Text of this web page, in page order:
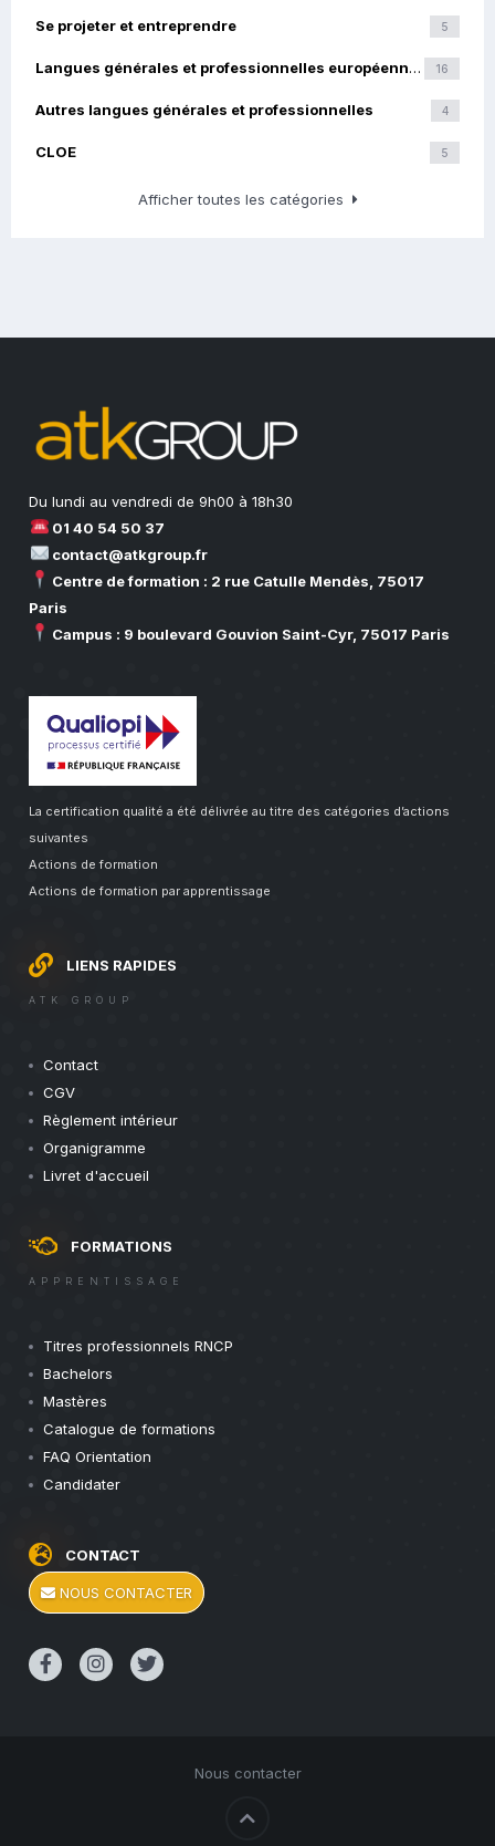
5
Se projeter et entreprendre
16
Langues générales et professionnelles européennes
4
Autres langues générales et professionnelles
5
CLOE
Afficher toutes les catégories
Du lundi au vendredi de 9h00 à 18h30
01 40 54 50 37
contact@atkgroup.fr
Centre de formation : 2 rue Catulle Mendès, 75017
Paris
Campus : 9 boulevard Gouvion Saint-Cyr, 75017 Paris
La certification qualité a été délivrée au titre des catégories d’actions
suivantes
Actions de formation
Actions de formation par apprentissage
LIENS RAPIDES
ATK GROUP
Contact
CGV
Règlement intérieur
Organigramme
Livret d'accueil
FORMATIONS
APPRENTISSAGE
Titres professionnels RNCP
Bachelors
Mastères
Catalogue de formations
FAQ Orientation
Candidater
CONTACT
NOUS CONTACTER
Nous contacter